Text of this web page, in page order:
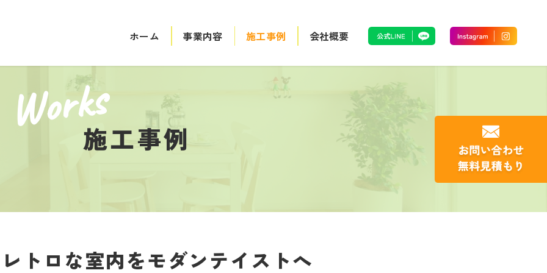
ホーム 事業内容 施工事例 会社概要
施工事例
Works
トロな室内をモダンテイストへ